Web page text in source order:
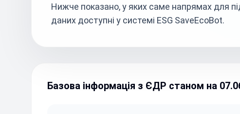
Нижче показано, у яких саме напрямах для
даних доступні у системі ESG SaveEcoBot.
Базова інформація з ЄДР станом на